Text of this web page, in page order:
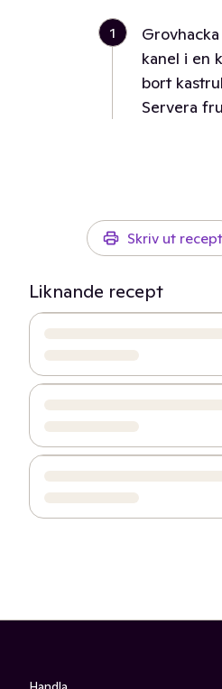
1
kanel i en
bort
Servera
Skriv ut recept
Liknande recept